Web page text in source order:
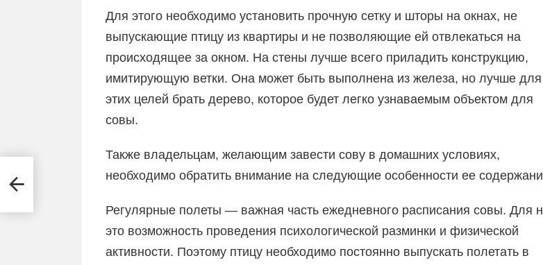
Для этого необходимо установить прочную сетку и шторы на окнах, не
выпускающие птицу из квартиры и не позволяющие ей отвлекаться на
происходящее за окном. На стены лучше всего приладить конструкцию,
имитирующую ветки. Она может быть выполнена из железа, но лучше для
этих целей брать дерево, которое будет легко узнаваемым объектом для
совы.
Также владельцам, желающим завести сову в домашних условиях,
необходимо обратить внимание на следующие особенности ее
Регулярные полеты — важная часть ежедневного расписания совы. Для
это возможность проведения психологической разминки и физической
активности. Поэтому птицу необходимо постоянно выпускать полетать в